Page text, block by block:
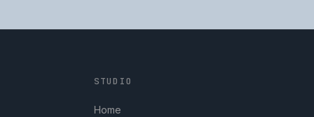
STUDIO
Home